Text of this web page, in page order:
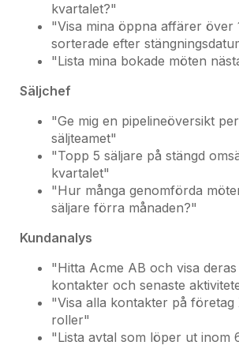
kvartalet?"
"Visa mina öppna affärer över
sorterade efter
"Lista mina bokade möten
Säljchef
"Ge mig en pipelineöversikt
säljteamet"
"Topp 5 säljare på stängd
kvartalet"
"Hur många genomförda
säljare förra månaden?"
Kundanalys
"Hitta Acme AB och visa
kontakter och senaste
"Visa alla kontakter på företag
roller"
"Lista avtal som löper ut inom